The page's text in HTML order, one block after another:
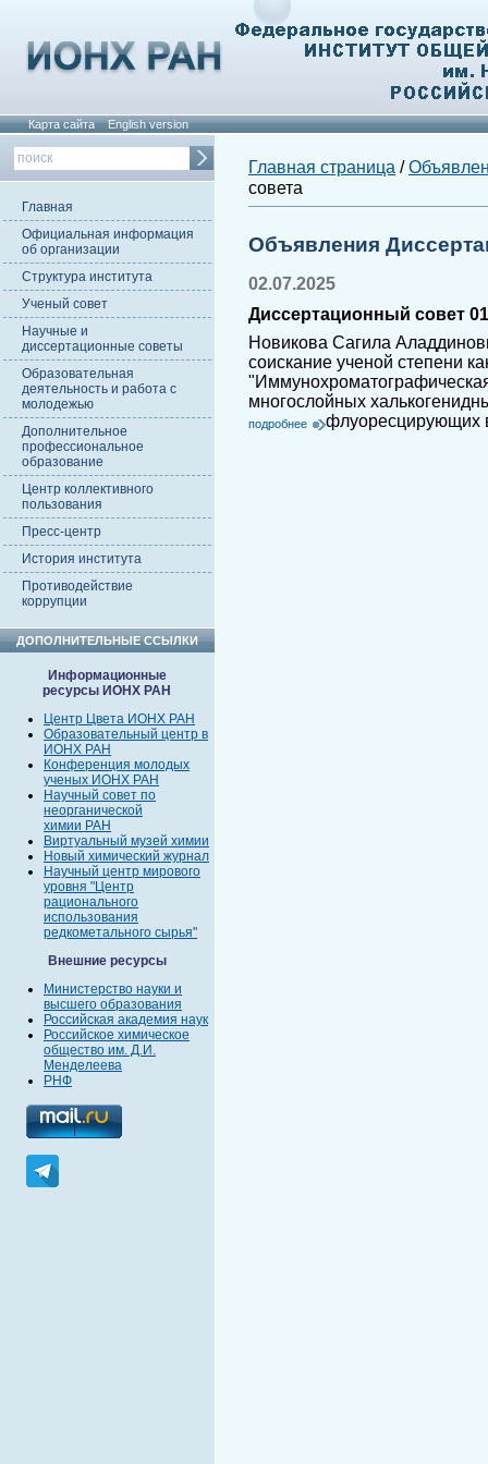
Карта сайта English version
Главная
Официальная информация
об организации
Структура института
Ученый совет
Научные и
диссертационные советы
Образовательная
деятельность и работа с
молодежью
Дополнительное
профессиональное
образование
Центр коллективного
пользования
Пресс-центр
История института
Противодействие
коррупции
ДОПОЛНИТЕЛЬНЫЕ ССЫЛКИ
Информационные
ресурсы ИОНХ РАН
Центр Цвета ИОНХ РАН
Образовательный центр в
ИОНХ РАН
Конференция молодых
ученых ИОНХ РАН
Научный совет по
неорганической
химии РАН
Виртуальный музей химии
Новый химический журнал
Научный центр мирового
уровня "Центр
рационального
использования
редкометального сырья"
Внешние ресурсы
Министерство науки и
высшего образования
Российская академия наук
Российское химическое
общество им. Д.И.
Менделеева
РНФ
Главная страница /
совета
Объявления
02.07.2025
Диссертационный совет
Новикова Сагила
соискание ученой степени
многослойных
флуоресцирующих
подробнее